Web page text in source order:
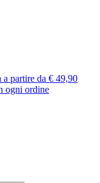
a partire da € 49,90
ogni ordine